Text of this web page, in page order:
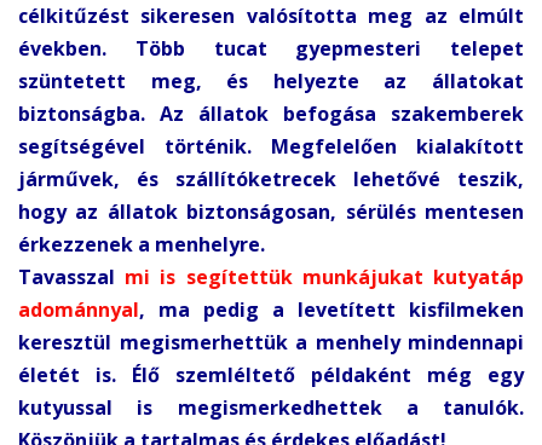
célkitűzést sikeresen valósította meg az elmúlt
években. Több tucat gyepmesteri telepet
szüntetett meg, és helyezte az állatokat
biztonságba. Az állatok befogása szakemberek
segítségével történik. Megfelelően kialakított
járművek, és szállítóketrecek lehetővé teszik,
hogy az állatok biztonságosan, sérülés mentesen
érkezzenek a menhelyre.
Tavasszal mi is segítettük munkájukat kutyatáp
adománnyal, ma pedig a levetített kisfilmeken
keresztül megismerhettük a menhely mindennapi
életét is. Élő szemléltető példaként még egy
kutyussal is megismerkedhettek a tanulók.